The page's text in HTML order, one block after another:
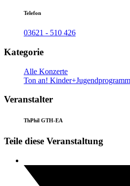
Telefon
03621 - 510 426
Kategorie
Alle Konzerte
Ton an!
Veranstalter
ThPhil GTH-EA
Teile diese Veranstaltung